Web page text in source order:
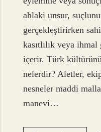
ahlaki unsur,
gerçekleştirirken
kasıtlılık veya
içerir. Türk
nelerdir? Aletler,
nesneler maddi
manevi…